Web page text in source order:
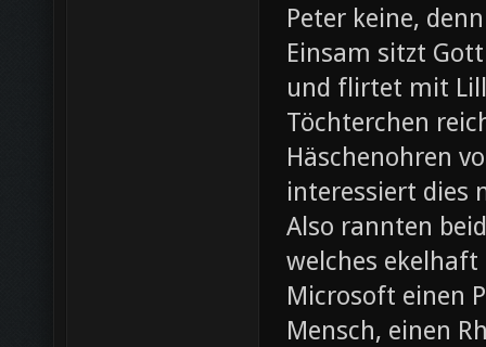
Peter keine,
Einsam sitzt
und flirtet mit
Töchterchen
Häschenohren
interessiert dies
Also rannten
welches
Microsoft einen
Mensch, einen